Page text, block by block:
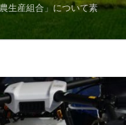
生産組合」について素